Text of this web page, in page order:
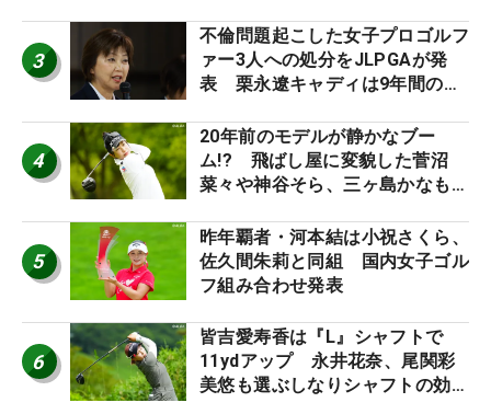
3
不倫問題起こした女子プロゴルフ
ァー3人への処分をJLPGAが発
表 栗永遼キャディは9年間の立
4
20年前のモデルが静かなブー
ム!? 飛ばし屋に変貌した菅沼
菜々や神谷そら、三ヶ島かなも使
ロたちの“飛ばしギア”】
5
昨年覇者・河本結は小祝さくら、
佐久間朱莉と同組 国内女子ゴル
フ組み合わせ発表
6
皆吉愛寿香は『L』シャフトで
11ydアップ 永井花奈、尾関彩
美悠も選ぶしなりシャフトの効果